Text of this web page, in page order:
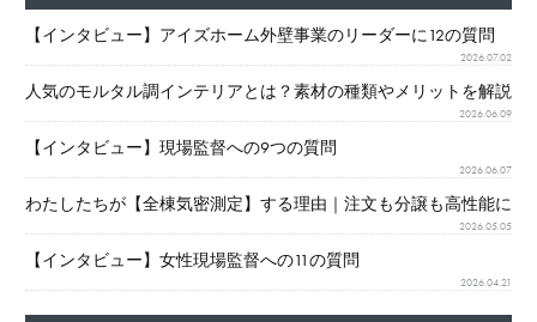
【インタビュー】アイズホーム外壁事業のリーダーに12の質問
2026.07.02
人気のモルタル調インテリアとは？素材の種類やメリットを解説
2026.06.09
【インタビュー】現場監督への9つの質問
2026.06.07
わたしたちが【全棟気密測定】する理由｜注文も分譲も高性能に
2026.05.05
【インタビュー】女性現場監督への11の質問
2026.04.21